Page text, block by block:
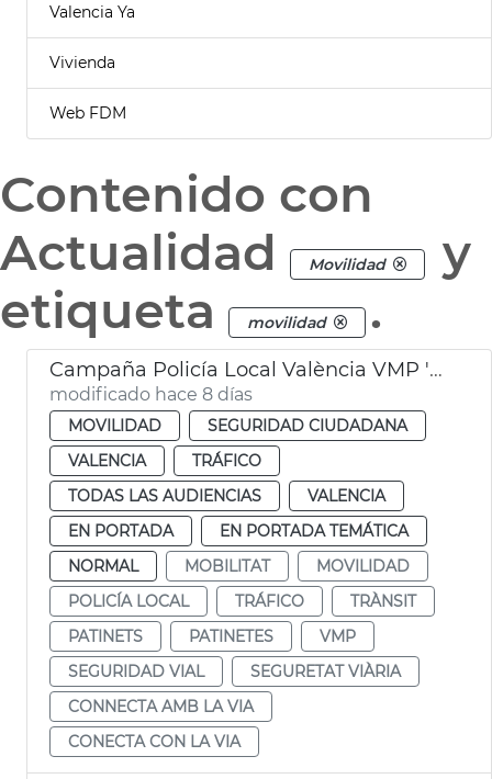
Valencia Ya
Vivienda
Web FDM
Contenido con
Actualidad
Movilidad
y
etiqueta
movilidad .
Campaña Policía Local València VMP 'Conecta con la vía'
modificado hace 8 días
MOVILIDAD
SEGURIDAD CIUDADANA
VALENCIA
TRÁFICO
TODAS LAS AUDIENCIAS
VALENCIA
EN PORTADA
EN PORTADA TEMÁTICA
NORMAL
MOBILITAT
MOVILIDAD
POLICÍA LOCAL
TRÁFICO
TRÀNSIT
PATINETS
PATINETES
VMP
SEGURIDAD VIAL
SEGURETAT VIÀRIA
CONNECTA AMB LA VIA
CONECTA CON LA VIA